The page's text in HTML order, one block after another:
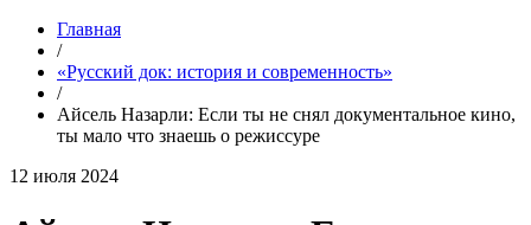
Главная
/
«Русский док: история и современность»
/
Айсель Назарли: Если ты не снял документальное кино,
ты мало что знаешь о режиссуре
12 июля 2024